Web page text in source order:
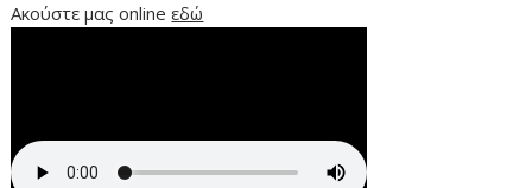
Ακούστε μας onlineεδώ